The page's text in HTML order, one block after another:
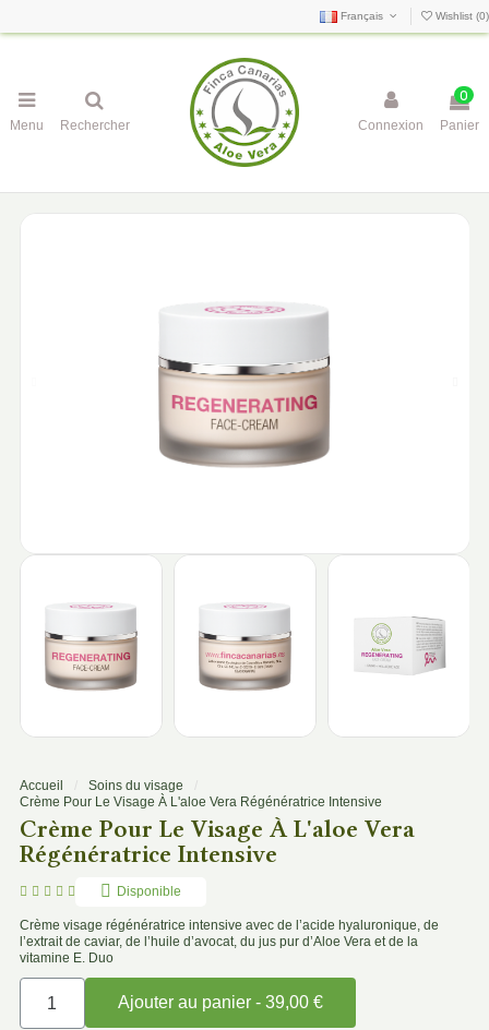
Français Wishlist (0)
Menu Rechercher Connexion
0
Panier
Accueil
Soins du visage
Crème Pour Le Visage À L'aloe Vera Régénératrice Intensive
Crème Pour Le Visage À L'aloe Vera
Régénératrice Intensive
     Disponible
Crème visage régénératrice intensive avec de l’acide hyaluronique, de
l’extrait de caviar, de l’huile d’avocat, du jus pur d’Aloe Vera et de la
vitamine E. Duo
Ajouter au panier - 39,00 €